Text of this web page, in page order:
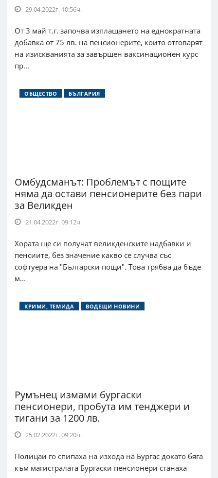
29.04.2022г. 10:56ч.
От 3 май т.г. започва изплащането на еднократната
добавка от 75 лв. на пенсионерите, които отговарят
на изискванията за завършен ваксинационен курс
пр...
ОБЩЕСТВО БЪЛГАРИЯ
Омбудсманът: Проблемът с пощите
няма да остави пенсионерите без пари
за Великден
21.04.2022г. 09:12ч.
Хората ще си получат великденските надбавки и
пенсиите, без значение какво се случва със
софтуера на "Български пощи". Това трябва да бъде
м...
КРИМИ, ТЕМИДА ВОДЕЩИ НОВИНИ
Румънец измами бургаски
пенсионери, пробута им тенджери и
тигани за 1200 лв.
25.02.2022г. 09:20ч.
Полицаи го спипаха на изхода на Бургас докато бяга
към магистралата Бургаски пенсионери станаха